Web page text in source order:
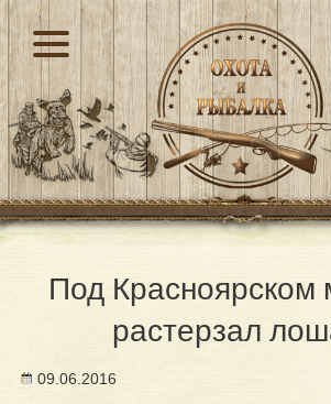
Под Красноярском
растерзал
09.06.2016